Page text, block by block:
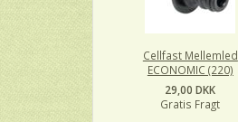
Cellfast Mellemled
ECONOMIC (220)
29,00 DKK
Gratis Fragt